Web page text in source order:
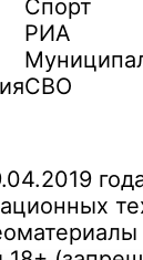
Спорт
РИА
СВО